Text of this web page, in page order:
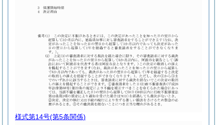
様式第14号(第5条関係)